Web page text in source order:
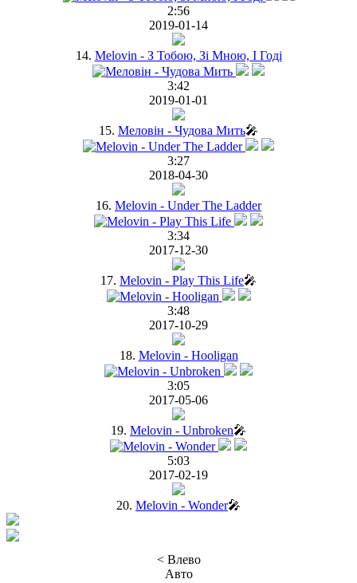
2:56
2019-01-14
14. Melovin - З Тобою, Зі Мною, І Годі
3:42
2019-01-01
15. Меловін - Чудова Мить🎤
3:27
2018-04-30
16. Melovin - Under The Ladder
3:34
2017-12-30
17. Melovin - Play This Life🎤
3:48
2017-10-29
18. Melovin - Hooligan
3:05
2017-05-06
19. Melovin - Unbroken🎤
5:03
2017-02-19
20. Melovin - Wonder🎤
< Влево
Авто